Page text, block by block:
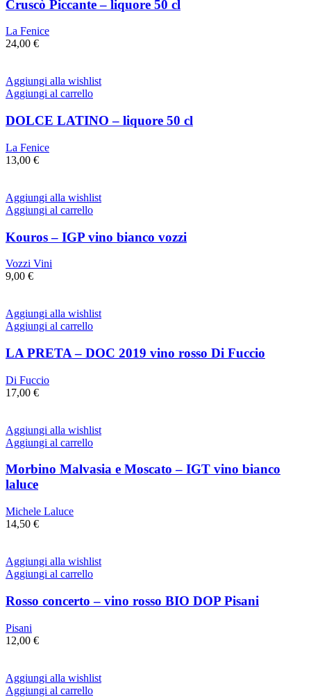
Cruscò Piccante – liquore 50 cl
La Fenice
24,00 €
Aggiungi alla wishlist
Aggiungi al carrello
DOLCE LATINO – liquore 50 cl
La Fenice
13,00 €
Aggiungi alla wishlist
Aggiungi al carrello
Kouros – IGP vino bianco vozzi
Vozzi Vini
9,00 €
Aggiungi alla wishlist
Aggiungi al carrello
LA PRETA – DOC 2019 vino rosso Di Fuccio
Di Fuccio
17,00 €
Aggiungi alla wishlist
Aggiungi al carrello
Morbino Malvasia e Moscato – IGT vino bianco
laluce
Michele Laluce
14,50 €
Aggiungi alla wishlist
Aggiungi al carrello
Rosso concerto – vino rosso BIO DOP Pisani
Pisani
12,00 €
Aggiungi alla wishlist
Aggiungi al carrello